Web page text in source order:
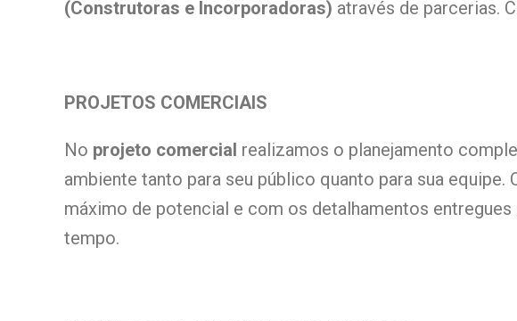
(Construtoras e Incorporadoras) através de parcerias.
PROJETOS COMERCIAIS
No projeto comercial realizamos o planejamento
ambiente tanto para seu público quanto para sua
máximo de potencial e com os detalhamentos
tempo.